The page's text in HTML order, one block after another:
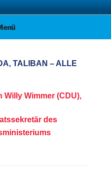
STADE
TALIBAN – ALLE
Willy Wimmer (CDU),
des